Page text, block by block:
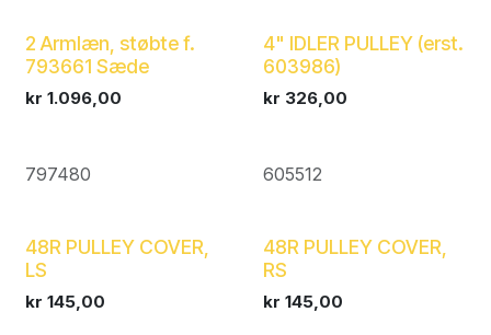
2 Armlæn, støbte f.
793661 Sæde
kr 1.096,00
797480
4" IDLER PULLEY (erst.
603986)
kr 326,00
605512
48R PULLEY COVER,
LS
kr 145,00
48R PULLEY COVER,
RS
kr 145,00